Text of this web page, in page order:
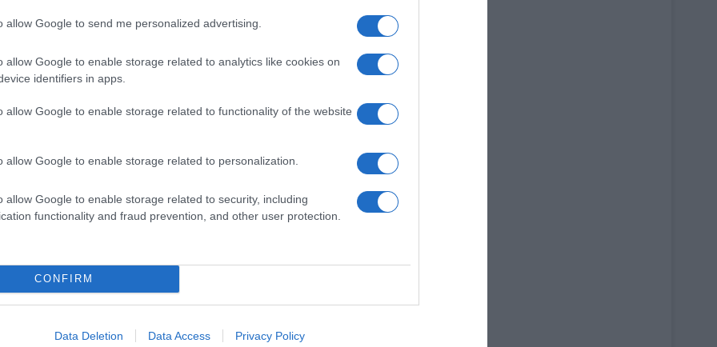
allow Google to send me personalized advertising.
allow Google to enable storage related to analytics like cookies on
identifiers in apps.
allow Google to enable storage related to functionality of the website
allow Google to enable storage related to personalization.
allow Google to enable storage related to security, including
functionality and fraud prevention, and other user protection.
CONFIRM
Data Deletion Data Access Privacy Policy
conçu pour les fêtes de Pâques, le demi-
pour des fêtes conviviales placées sous le
Kinder Chocolat ½ mètre
300 g – 5,59 €*
iconique de Kinder, Kinderino, cache un
figurine devient tirelire une fois tous les
!
: 131 g – 10,99 €*